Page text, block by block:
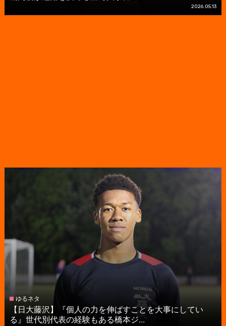
2026.05.13
ゆるネタ
【日大藤沢】『個人の力を伸ばすことを大事にしてい
る』世代別代表の経験もある橋本ジ...